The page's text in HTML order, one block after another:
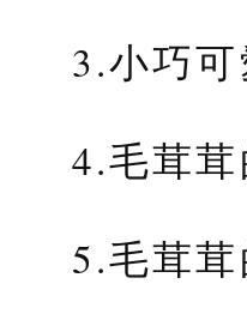
3.小巧可
4.毛茸
5.毛茸